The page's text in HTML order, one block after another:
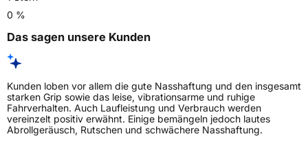
0 %
Das sagen unsere Kunden
Kunden loben vor allem die gute Nasshaftung und den insgesamt
starken Grip sowie das leise, vibrationsarme und ruhige
Fahrverhalten. Auch Laufleistung und Verbrauch werden
vereinzelt positiv erwähnt. Einige bemängeln jedoch lautes
Abrollgeräusch, Rutschen und schwächere Nasshaftung.